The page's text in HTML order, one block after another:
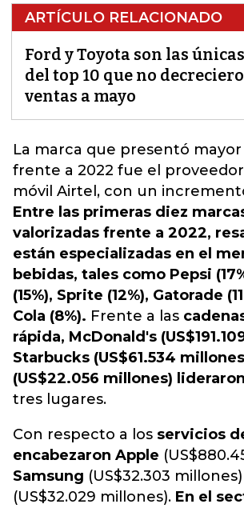
ARTÍCULO RELACIONADO
Ford y Toyota son las
del top 10 que no
ventas a mayo
La marca que presentó
frente a 2022 fue el
móvil Airtel, con un
Entre las primeras diez
valorizadas frente a 2022,
están especializadas en el
bebidas, tales como Pepsi
(15%), Sprite (12%), Gatorade
Cola (8%). Frente a las
rápida, McDonald's
Starbucks (US$61.534
(US$22.056 millones) lideraron
tres lugares.
Con respecto a los servicios
encabezaron Apple
Samsung (US$32.303
(US$32.029 millones). En el